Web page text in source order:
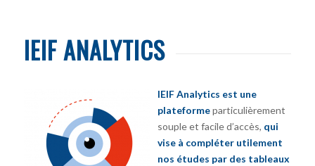
IEIF ANALYTICS
IEIF Analytics est une
plateformeparticulièrement
souple et facile d’accès, qui
vise à compléter utilement
nos études par des tableaux